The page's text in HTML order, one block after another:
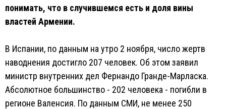
понимать, что в случившемся есть и доля вины
властей Армении.
В Испании, по данным на утро 2 ноября, число жертв
наводнения достигло 207 человек. Об этом заявил
министр внутренних дел Фернандо Гранде-Марласка.
Абсолютное большинство - 202 человека - погибли в
регионе Валенсия. По данным СМИ, не менее 250